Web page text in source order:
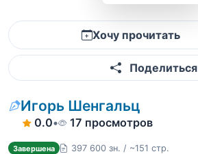
Хочу прочитать
Поделиться
Игорь Шенгальц
0.0• 17 просмотров
Завершена
397 600 зн. / ~151 стр.